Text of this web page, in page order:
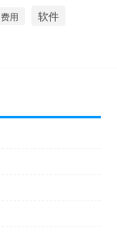
费用 软件